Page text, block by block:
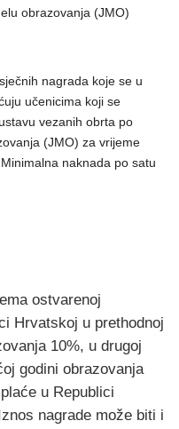
obrazovanja (JMO)
nagrada koje se u
učenicima koji se
vezanih obrta po
(JMO) za vrijeme
naknada po satu
ostvarenoj
Hrvatskoj u prethodnoj
10%, u drugoj
godini obrazovanja
u Republici
nagrade može biti i